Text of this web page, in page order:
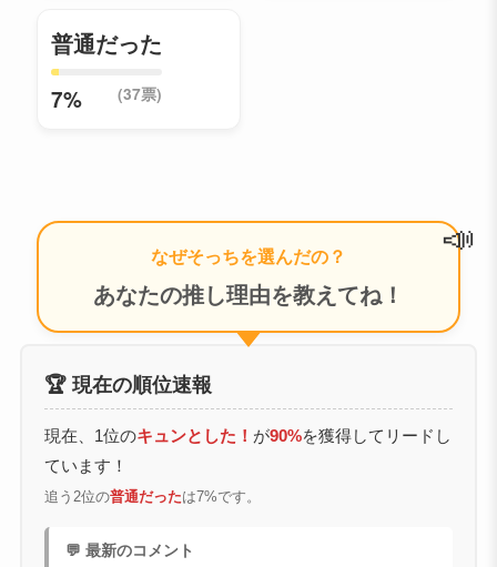
普通だった
7% (37票)
なぜそっちを選んだの？
あなたの推し理由を教えてね！
📣
🏆 現在の順位速報
現在、1位のキュンとした！ が90%を獲得してリードし
ています！
追う2位の普通だったは7%です。
💬 最新のコメント